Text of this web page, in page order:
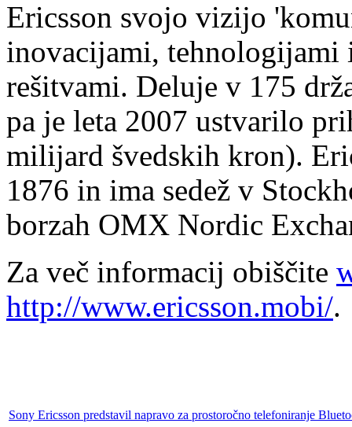
Ericsson svojo vizijo
inovacijami,
rešitvami. Deluje v 175
pa je leta 2007 ustvarilo
milijard švedskih kron).
1876 in ima sedež v
borzah OMX Nordic
Za več informacij obiščite
http://www.ericsson.mobi/
Sony Ericsson predstavil napravo za prostoročno telefoniranje